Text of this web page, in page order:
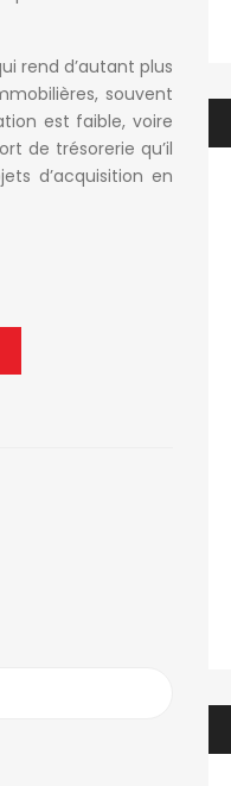
rend d’autant plus
souvent
est faible, voire
de trésorerie qu’il
d’acquisition en